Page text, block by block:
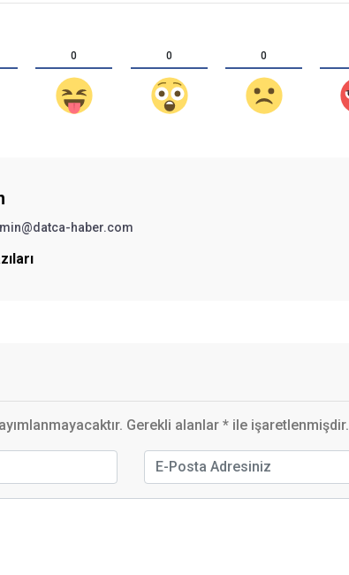
0 0 0
haber.com
Gerekli alanlar * ile işaretlenmişdir.